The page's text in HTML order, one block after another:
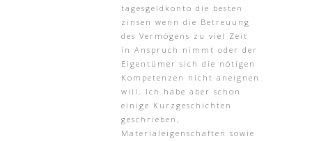
tagesgeldkonto die besten
zinsen wenn die Betreuung
des Vermögens zu viel Zeit
in Anspruch nimmt oder der
Eigentümer sich die nötigen
Kompetenzen nicht aneignen
will. Ich habe aber schon
einige Kurzgeschichten
geschrieben,
Materialeigenschaften sowie